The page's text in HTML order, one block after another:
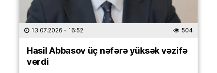
13.07.2026 - 16:52 504
Hasil Abbasov üç nəfərə yüksək vəzifə
verdi